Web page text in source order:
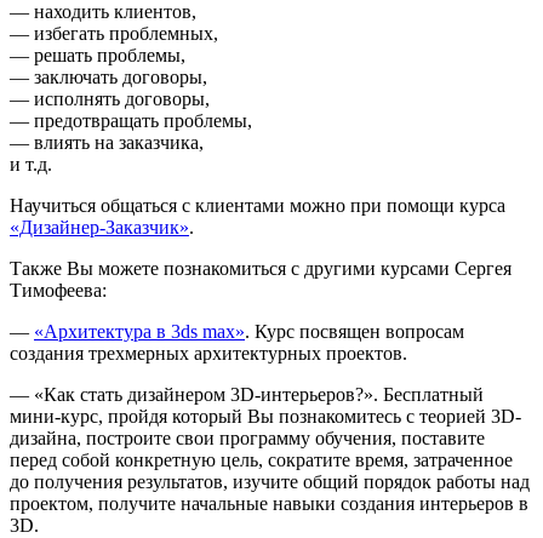
— находить клиентов,
— избегать проблемных,
— решать проблемы,
— заключать договоры,
— исполнять договоры,
— предотвращать проблемы,
— влиять на заказчика,
и т.д.
Научиться общаться с клиентами можно при помощи курса
«Дизайнер-Заказчик».
Также Вы можете познакомиться с другими курсами Сергея
Тимофеева:
— «Архитектура в 3ds max». Курс посвящен вопросам
создания трехмерных архитектурных проектов.
— «Как стать дизайнером 3D-интерьеров?». Бесплатный
мини-курс, пройдя который Вы познакомитесь с теорией 3D-
дизайна, построите свои программу обучения, поставите
перед собой конкретную цель, сократите время, затраченное
до получения результатов, изучите общий порядок работы над
проектом, получите начальные навыки создания интерьеров в
3D.